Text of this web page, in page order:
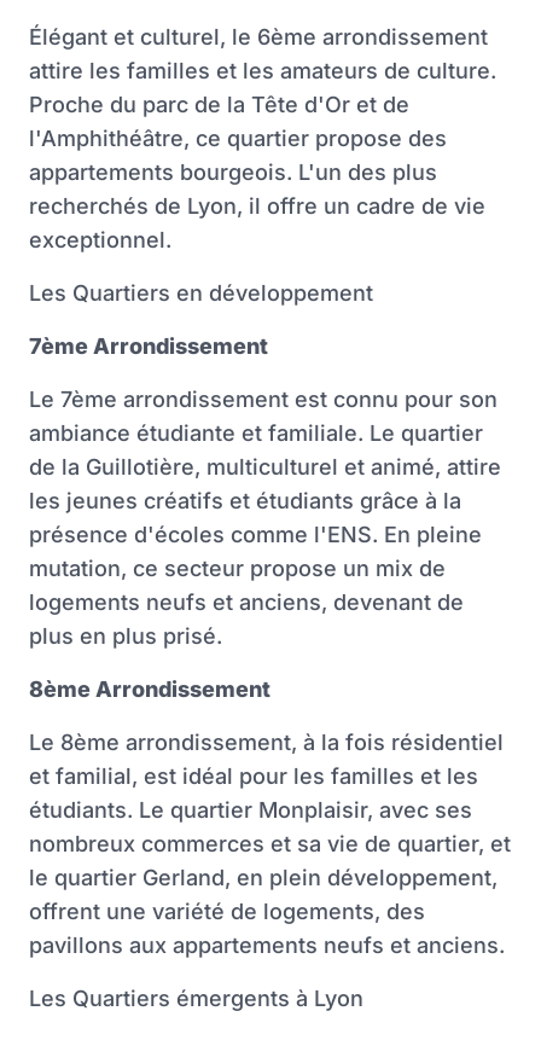
Élégant et culturel, le 6ème arrondissement
attire les familles et les amateurs de culture.
Proche du parc de la Tête d'Or et de
l'Amphithéâtre, ce quartier propose des
appartements bourgeois. L'un des plus
recherchés de Lyon, il offre un cadre de vie
exceptionnel.
Les Quartiers en développement
7ème Arrondissement
Le 7ème arrondissement est connu pour son
ambiance étudiante et familiale. Le quartier
de la Guillotière, multiculturel et animé, attire
les jeunes créatifs et étudiants grâce à la
présence d'écoles comme l'ENS. En pleine
mutation, ce secteur propose un mix de
logements neufs et anciens, devenant de
plus en plus prisé.
8ème Arrondissement
Le 8ème arrondissement, à la fois résidentiel
et familial, est idéal pour les familles et les
étudiants. Le quartier Monplaisir, avec ses
nombreux commerces et sa vie de quartier, et
le quartier Gerland, en plein développement,
offrent une variété de logements, des
pavillons aux appartements neufs et anciens.
Les Quartiers émergents à Lyon